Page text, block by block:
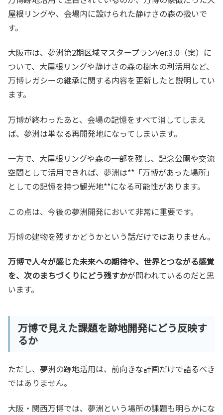
屋根リングや、会場内に設けられた静けさの森の扱いで
す。
大阪市は、夢洲第2期区域マスタープランVer.3.0（案）に
ついて、大屋根リングや静けさの森の樹木の利活用など、
万博レガシーの継承に関する内容を更新したと説明してい
ます。
万博が終わったあと、会場の記憶をすべて消してしまえ
ば、夢洲は単なる再開発地になってしまいます。
一方で、大屋根リングや森の一部を残し、記念公園や交流
空間として活用できれば、夢洲は**「万博があった場所」
としての記憶を持つ観光地**になる可能性があります。
この点は、今後の夢洲開発において非常に重要です。
万博の建物を残すかどうかという話だけではありません。
万博で人々が感じた未来への期待や、世界とつながる感覚
を、次のまちづくりにどう残すかが問われているのだと思
います。
万博で見えた課題を跡地開発にどう反映す
るか
ただし、夢洲の跡地活用は、前向きな計画だけで語るべき
ではありません。
大阪・関西万博では、夢洲という場所の課題も明らかにな